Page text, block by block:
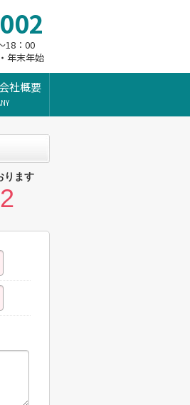
18：00
年末年始
社概要
ります